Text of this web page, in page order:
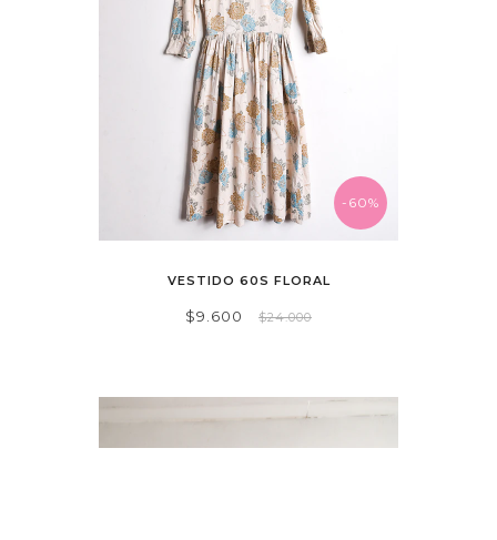
-60%
VESTIDO 60S FLORAL
$9.600 $24.000